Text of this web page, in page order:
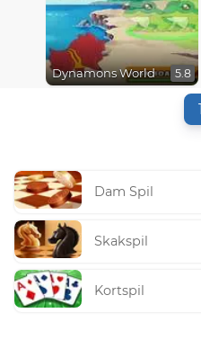
Dynamons World 5.8
1
Dam Spil
Skakspil
Kortspil